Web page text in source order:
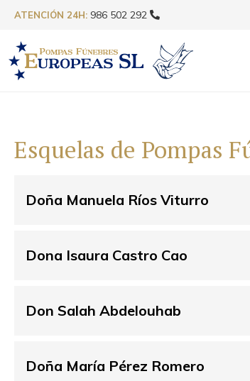
ATENCIÓN 24H: 986 502 292
Esquelas de Pompas
Doña Manuela Ríos Viturro
Dona Isaura Castro Cao
Don Salah Abdelouhab
Doña María Pérez Romero